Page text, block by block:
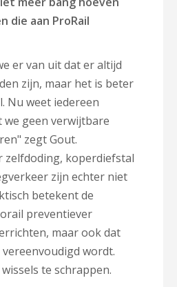
die aan ProRail
er van uit dat er altijd
zijn, maar het is beter
Nu weet iedereen
we geen verwijtbare
zegt Gout.
koperdiefstal
zijn echter niet
betekent de
preventiever
maar ook dat
wordt.
te schrappen.